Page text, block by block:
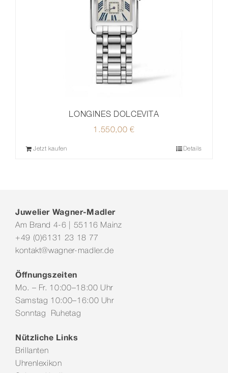
LONGINES DOLCEVITA
1.550,00€
Jetzt kaufen Details
Juwelier Wagner-Madler
Am Brand 4-6 | 55116 Mainz
+49 (0)6131 23 18 77
kontakt@wagner-madler.de
Öffnungszeiten
Mo. – Fr. 10:00–18:00 Uhr
Samstag 10:00–16:00 Uhr
Sonntag Ruhetag
Nützliche Links
Brillanten
Uhrenlexikon